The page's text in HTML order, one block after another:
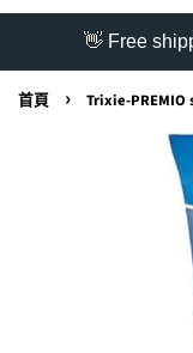
👋 Free
首頁 › Trixie-